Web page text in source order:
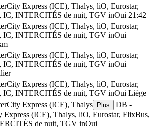
Express (ICE), Thalys, liO, Eurostar,
IC, INTERCITÉS de nuit, TGV inOui 21:42
Express (ICE), Thalys, liO, Eurostar,
IC, INTERCITÉS de nuit, TGV inOui
Express (ICE), Thalys, liO, Eurostar,
IC, INTERCITÉS de nuit, TGV inOui
Express (ICE), Thalys, liO, Eurostar,
IC, INTERCITÉS de nuit, TGV inOui Liège
Express (ICE), Thalys Plus
DB -
Express (ICE), Thalys, liO, Eurostar, FlixBus,
de nuit, TGV inOui
©CARTO, © OpenStreetMap